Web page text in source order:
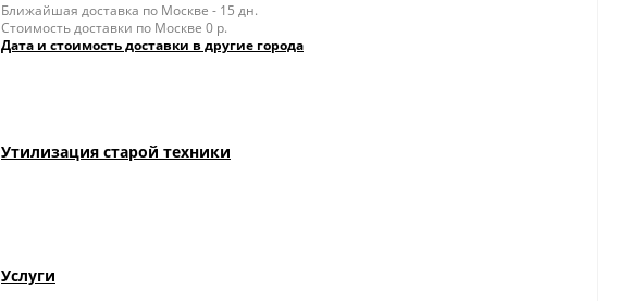
Ближайшая доставка по Москве - 15 дн.
Стоимость доставки по Москве 0 р.
Дата и стоимость доставки в другие города
Утилизация старой техники
Услуги